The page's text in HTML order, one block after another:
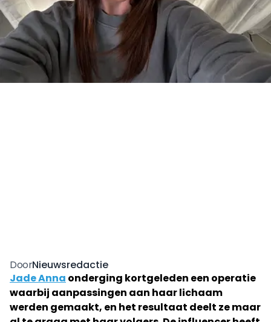
DoorNieuwsredactie
Jade Anna onderging kortgeleden een operatie
waarbij aanpassingen aan haar lichaam
werden gemaakt, en het resultaat deelt ze maar